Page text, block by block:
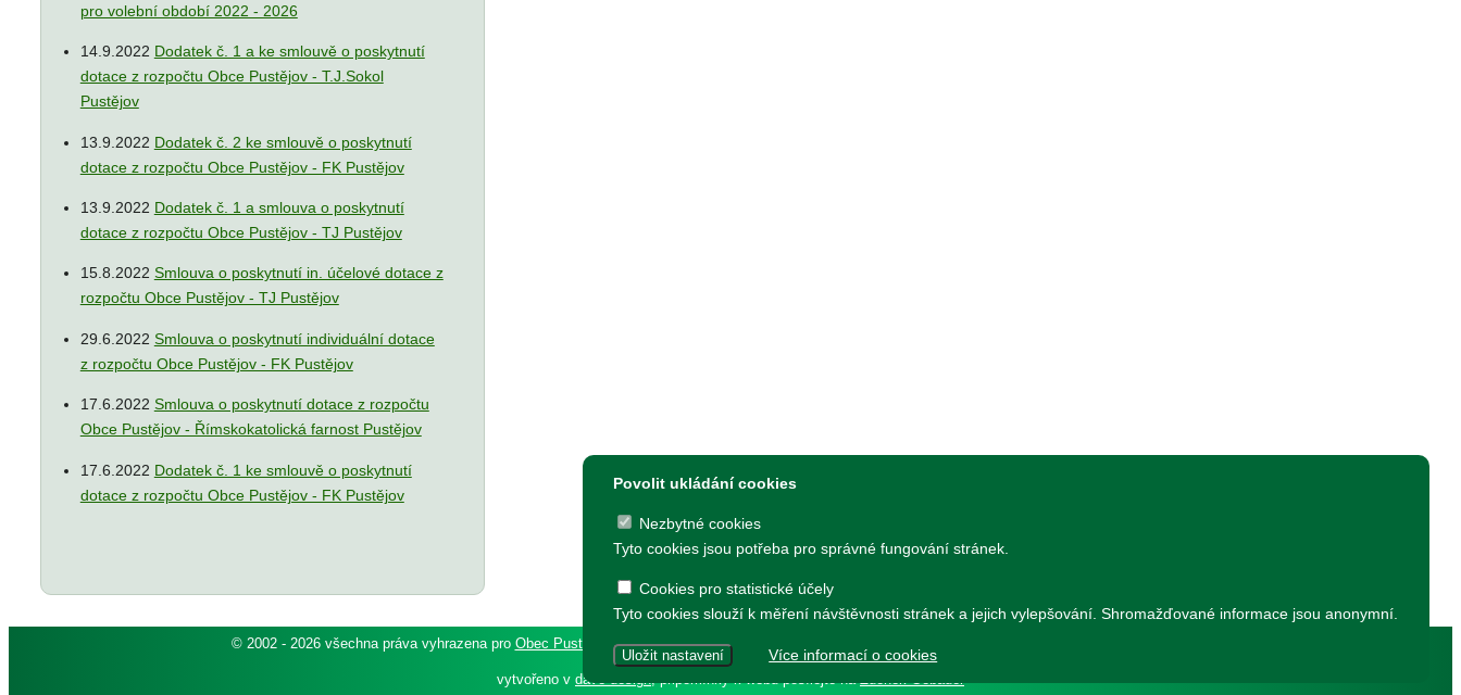
pro volební období 2022 - 2026
14.9.2022 Dodatek č. 1 a ke smlouvě o poskytnutí
dotace z rozpočtu Obce Pustějov - T.J.Sokol
Pustějov
13.9.2022 Dodatek č. 2 ke smlouvě o poskytnutí
dotace z rozpočtu Obce Pustějov - FK Pustějov
13.9.2022 Dodatek č. 1 a smlouva o poskytnutí
dotace z rozpočtu Obce Pustějov - TJ Pustějov
15.8.2022 Smlouva o poskytnutí in. účelové dotace z
rozpočtu Obce Pustějov - TJ Pustějov
29.6.2022 Smlouva o poskytnutí individuální dotace
z rozpočtu Obce Pustějov - FK Pustějov
17.6.2022 Smlouva o poskytnutí dotace z rozpočtu
Obce Pustějov - Římskokatolická farnost Pustějov
17.6.2022 Dodatek č. 1 ke smlouvě o poskytnutí
dotace z rozpočtu Obce Pustějov - FK Pustějov
© 2002 - 2026 všechna práva vyhrazena pro Obec Pustějov, Pustějov čp. 54, 742 43
vytvořeno v dave design
Povolit ukládání cookies
Nezbytné cookies
Tyto cookies jsou potřeba pro správné fungování stránek.
Cookies pro statistické účely
Tyto cookies slouží k měření návštěvnosti stránek a jejich vylepšování. Shromažďované informace jsou anonymní.
Uložit nastavení Více informací o cookies